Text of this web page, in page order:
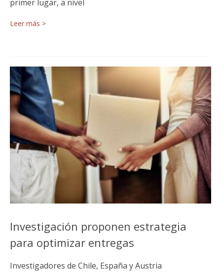
primer lugar, a nivel
Leer más >
Investigación proponen estrategia
para optimizar entregas
Investigadores de Chile, España y Austria